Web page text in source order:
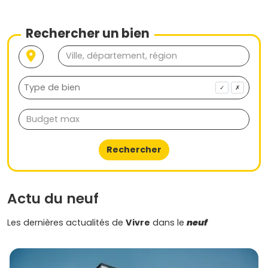
Rechercher un bien
✓ ✗
Rechercher
Actu du neuf
Les dernières actualités de Vivre dans le neuf